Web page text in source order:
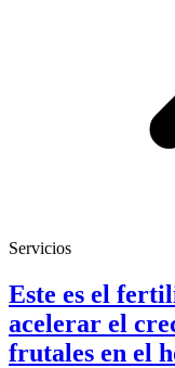
Servicios
Este es el
acelerar el
frutales en el